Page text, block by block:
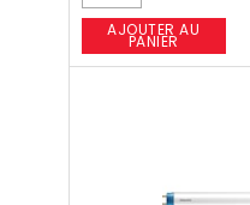
AJOUTER AU
PANIER